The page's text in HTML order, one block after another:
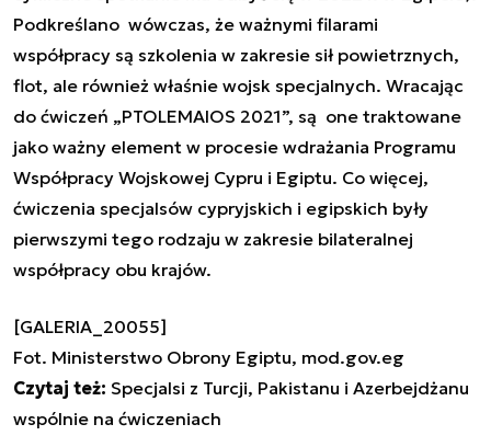
Podkreślano wówczas, że ważnymi filarami
współpracy są szkolenia w zakresie sił powietrznych,
flot, ale również właśnie wojsk specjalnych. Wracając
do ćwiczeń „PTOLEMAIOS 2021”, są one traktowane
jako ważny element w procesie wdrażania Programu
Współpracy Wojskowej Cypru i Egiptu. Co więcej,
ćwiczenia specjalsów cypryjskich i egipskich były
pierwszymi tego rodzaju w zakresie bilateralnej
współpracy obu krajów.
[GALERIA_20055]
Fot. Ministerstwo Obrony Egiptu, mod.gov.eg
Czytaj też: Specjalsi z Turcji, Pakistanu i Azerbejdżanu
wspólnie na ćwiczeniach